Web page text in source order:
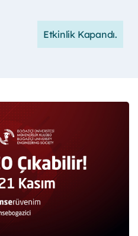
Etkinlik Kapandı.